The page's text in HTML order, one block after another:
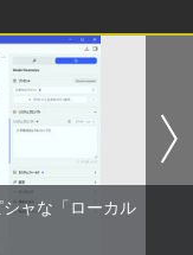
ルレス 500ml ×24本
ム含有 水 ミネラル
静岡県産 500ミリリ
(角川コミックス・
ト10倍 お買い物マ
古パソコン ノー
E590 Core i3 8
/ 32GB SSD M.
/ 1TB Windows1
】【1年保証】
速い」 NiPoGi ミニ
R2544初登場 8G
mini pc Windows
4K×3画面出力 ミニ
静音性 小型pc
有線LAN WI
ィス/学習向け P2
保証】Princeton 21.
ディスプレイ PTF
22W ブラック/ ホ
搭載 プリンストン
くてかわいいやつ
いろいろ貼れるフォ
（講談社キャラク
]
シャな「ローカル